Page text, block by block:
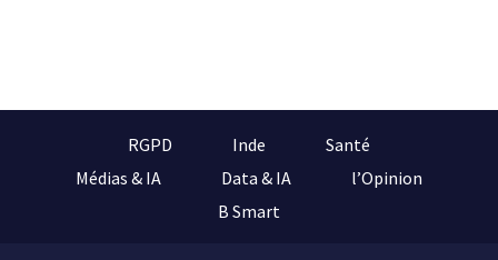
RGPD Inde
Santé
Médias & IA
Data & IA
l’Opinion
B Smart